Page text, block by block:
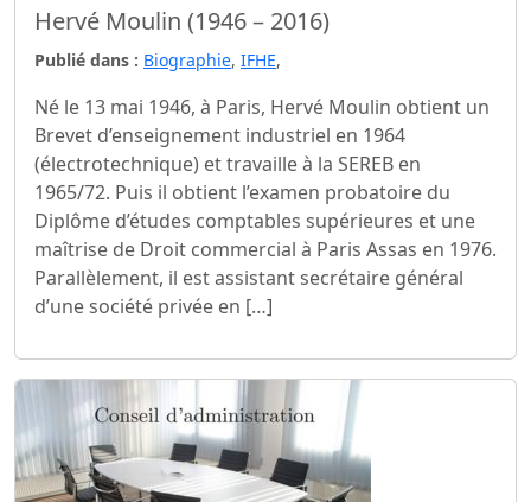
Hervé Moulin (1946 – 2016)
Publié dans : Biographie, IFHE,
Né le 13 mai 1946, à Paris, Hervé Moulin obtient un
Brevet d’enseignement industriel en 1964
(électrotechnique) et travaille à la SEREB en
1965/72. Puis il obtient l’examen probatoire du
Diplôme d’études comptables supérieures et une
maîtrise de Droit commercial à Paris Assas en 1976.
Parallèlement, il est assistant secrétaire général
d’une société privée en […]